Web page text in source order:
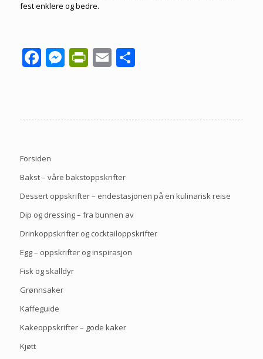
fest enklere og bedre.
Facebook
Messenger
PrintFriendly
EmailShare
Forsiden
Bakst – våre bakstoppskrifter
Dessert oppskrifter – endestasjonen på en kulinarisk reise
Dip og dressing – fra bunnen av
Drinkoppskrifter og cocktailoppskrifter
Egg – oppskrifter og inspirasjon
Fisk og skalldyr
Grønnsaker
Kaffeguide
Kakeoppskrifter – gode kaker
Kjøtt